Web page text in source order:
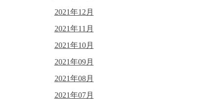
2021年12月
2021年11月
2021年10月
2021年09月
2021年08月
2021年07月